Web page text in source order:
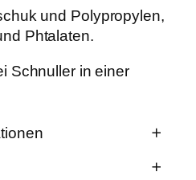
,
0
0
€
und Polypropylen,
Phtalaten.
Schnuller in einer